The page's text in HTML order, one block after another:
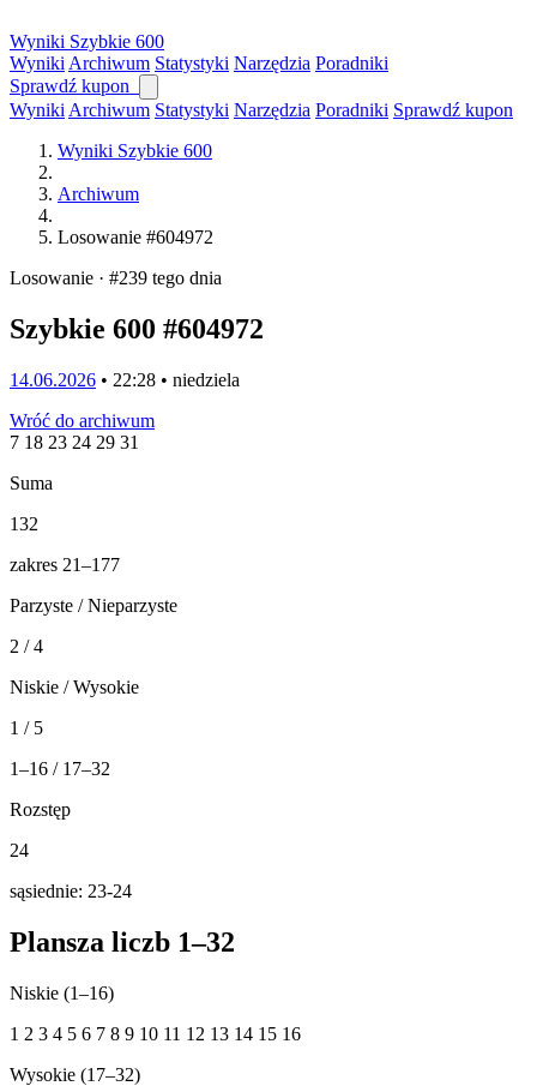
Wyniki Szybkie 600
Wyniki Archiwum Statystyki Narzędzia Poradniki
Sprawdź kupon
Wyniki Archiwum Statystyki Narzędzia Poradniki Sprawdź kupon
Wyniki Szybkie 600
Archiwum
Losowanie #604972
Losowanie · #239 tego dnia
Szybkie 600 #604972
14.06.2026 • 22:28 • niedziela
Wróć do archiwum
7 18 23 24 29 31
Suma
132
zakres 21–177
Parzyste / Nieparzyste
2 / 4
Niskie / Wysokie
1 / 5
1–16 / 17–32
Rozstęp
24
sąsiednie: 23-24
Plansza liczb 1–32
Niskie (1–16)
1 2 3 4 5 6 7 8 9 10 11 12 13 14 15 16
Wysokie (17–32)